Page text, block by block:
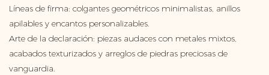
Líneas de firma: colgantes geométricos minimalistas, anillos
apilables y encantos personalizables.
Arte de la declaración: piezas audaces con metales mixtos,
acabados texturizados y arreglos de piedras preciosas de
vanguardia.